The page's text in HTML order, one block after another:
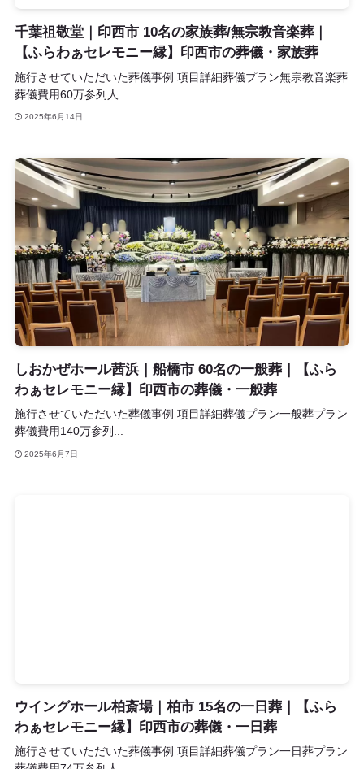
千葉祖敬堂｜印西市 10名の家族葬/無宗教音楽葬｜
【ふらわぁセレモニー縁】印西市の葬儀・家族葬
施行させていただいた葬儀事例 項目詳細葬儀プラン無宗教音楽葬
葬儀費用60万参列人...
2025年6月14日
しおかぜホール茜浜｜船橋市 60名の一般葬｜【ふら
わぁセレモニー縁】印西市の葬儀・一般葬
施行させていただいた葬儀事例 項目詳細葬儀プラン一般葬プラン
葬儀費用140万参列...
2025年6月7日
ウイングホール柏斎場｜柏市 15名の一日葬｜【ふら
わぁセレモニー縁】印西市の葬儀・一日葬
施行させていただいた葬儀事例 項目詳細葬儀プラン一日葬プラン